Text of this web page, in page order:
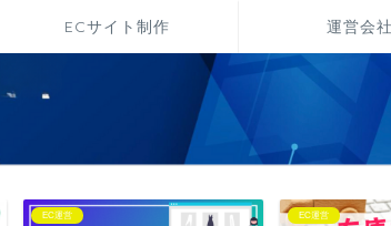
ECサイト制作 運営会社
EC運営 EC運営